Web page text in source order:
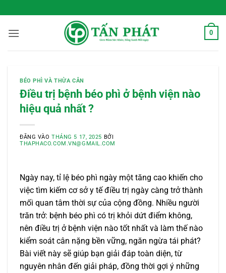
qua
nội
0
BÉO PHÌ VÀ THỪA CÂN
Điều trị bệnh béo phì ở bệnh viện nào
hiệu quả nhất ?
ĐĂNG VÀOTHÁNG 5 17, 2025 BỞI
THAPHACO.COM.VN@GMAIL.COM
Ngày nay, tỉ lệ béo phì ngày một tăng cao khiến cho
việc tìm kiếm cơ sở y tế điều trị ngày càng trở thành
mối quan tâm thời sự của cộng đồng. Nhiều người
trăn trở: bệnh béo phì có trị khỏi dứt điểm không,
nên điều trị ở bệnh viện nào tốt nhất và làm thế nào
kiểm soát cân nặng bền vững, ngăn ngừa tái phát?
Bài viết này sẽ giúp bạn giải đáp toàn diện, từ
nguyên nhân đến giải pháp, đồng thời gợi ý những